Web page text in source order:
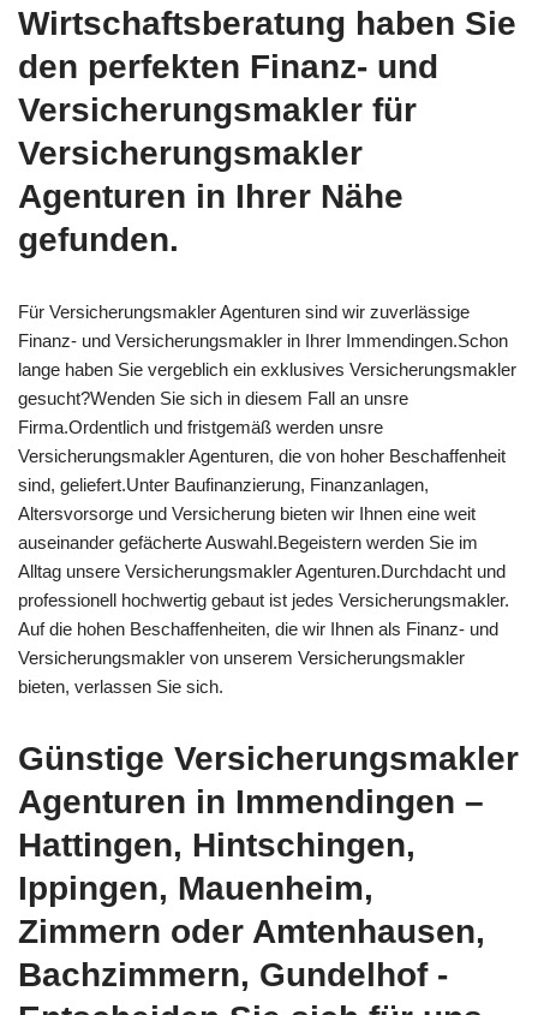
Wirtschaftsberatung haben Sie
den perfekten Finanz- und
Versicherungsmakler für
Versicherungsmakler
Agenturen in Ihrer Nähe
gefunden.
Für Versicherungsmakler Agenturen sind wir zuverlässige
Finanz- und Versicherungsmakler in Ihrer Immendingen.Schon
lange haben Sie vergeblich ein exklusives Versicherungsmakler
gesucht?Wenden Sie sich in diesem Fall an unsre
Firma.Ordentlich und fristgemäß werden unsre
Versicherungsmakler Agenturen, die von hoher Beschaffenheit
sind, geliefert.Unter Baufinanzierung, Finanzanlagen,
Altersvorsorge und Versicherung bieten wir Ihnen eine weit
auseinander gefächerte Auswahl.Begeistern werden Sie im
Alltag unsere Versicherungsmakler Agenturen.Durchdacht und
professionell hochwertig gebaut ist jedes Versicherungsmakler.
Auf die hohen Beschaffenheiten, die wir Ihnen als Finanz- und
Versicherungsmakler von unserem Versicherungsmakler
bieten, verlassen Sie sich.
Günstige Versicherungsmakler
Agenturen in Immendingen –
Hattingen, Hintschingen,
Ippingen, Mauenheim,
Zimmern oder Amtenhausen,
Bachzimmern, Gundelhof -